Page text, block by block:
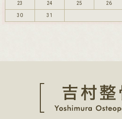
23 24 25 26
30 31